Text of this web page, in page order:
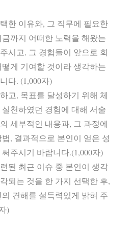
한 이유와, 그 직무에 필요한
까지 어떠한 노력을 해왔는
시고, 그 경험들이 앞으로 회
게 기여할 것이라 생각하는
다. (1,000자)
고, 목표를 달성하기 위해 체
천하였던 경험에 대해 서술
세부적인 내용과, 그 과정에
, 결과적으로 본인이 얻은 성
주시기 바랍니다.(1,000자)
된 최근 이슈 중 본인이 생각
되는 것을 한 가지 선택한 후,
견해를 설득력있게 밝혀 주
)